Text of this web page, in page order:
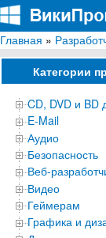
ВикиПрограммы
Энциклопедия
Главная »
Категории
CD, DVD и BD
E-Mail
Аудио
Безопасность
Веб-
Видео
Геймерам
Графика и